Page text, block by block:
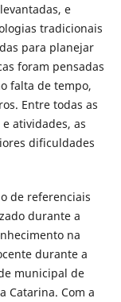
e
tradicionais
para planejar
foram pensadas
falta de tempo,
Entre todas as
atividades, as
dificuldades
de referenciais
durante a
na
durante a
municipal de
Catarina. Com a